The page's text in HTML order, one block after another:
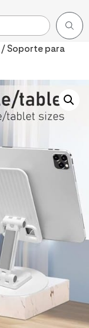
/ Soporte para